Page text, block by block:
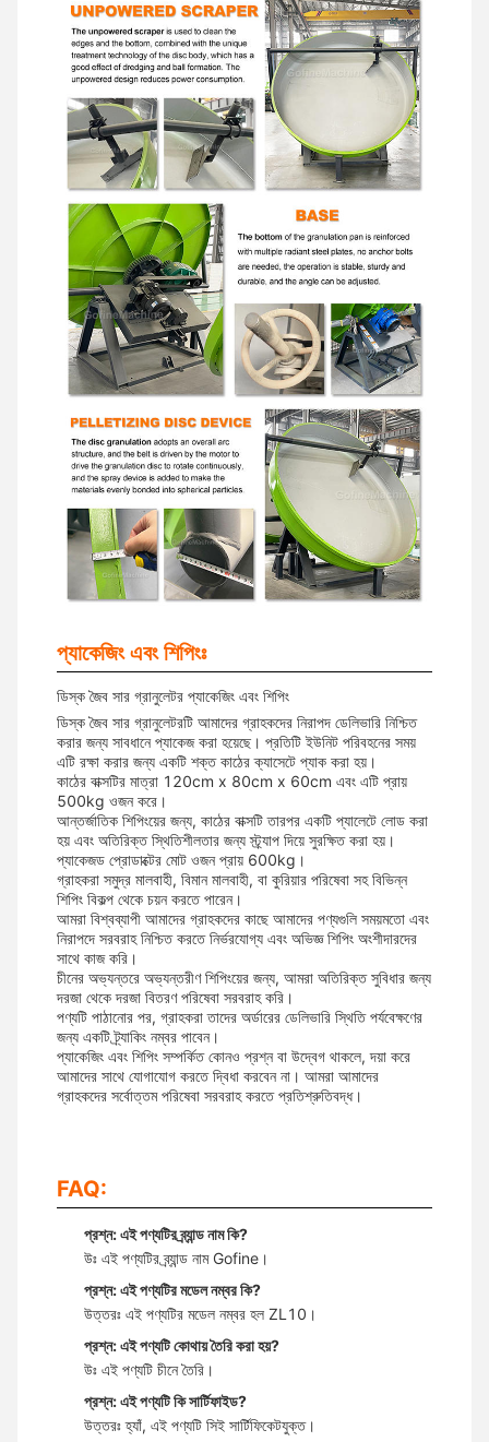
প্যাকেজিং এবং শিপিংঃ
ডিস্ক জৈব সার গ্রানুলেটর প্যাকেজিং এবং শিপিং
ডিস্ক জৈব সার গ্রানুলেটরটি আমাদের গ্রাহকদের নিরাপদ ডেলিভারি নিশ্চিত
করার জন্য সাবধানে প্যাকেজ করা হয়েছে। প্রতিটি ইউনিট পরিবহনের সময়
এটি রক্ষা করার জন্য একটি শক্ত কাঠের ক্যাসেটে প্যাক করা হয়।
কাঠের বাক্সটির মাত্রা 120cm x 80cm x 60cm এবং এটি প্রায়
500kg ওজন করে।
আন্তর্জাতিক শিপিংয়ের জন্য, কাঠের বাক্সটি তারপর একটি প্যালেটে লোড করা
হয় এবং অতিরিক্ত স্থিতিশীলতার জন্য স্ট্র্যাপ দিয়ে সুরক্ষিত করা হয়।
প্যাকেজড প্রোডাক্টের মোট ওজন প্রায় 600kg।
গ্রাহকরা সমুদ্র মালবাহী, বিমান মালবাহী, বা কুরিয়ার পরিষেবা সহ বিভিন্ন
শিপিং বিকল্প থেকে চয়ন করতে পারেন।
আমরা বিশ্বব্যাপী আমাদের গ্রাহকদের কাছে আমাদের পণ্যগুলি সময়মতো এবং
নিরাপদে সরবরাহ নিশ্চিত করতে নির্ভরযোগ্য এবং অভিজ্ঞ শিপিং অংশীদারদের
সাথে কাজ করি।
চীনের অভ্যন্তরে অভ্যন্তরীণ শিপিংয়ের জন্য, আমরা অতিরিক্ত সুবিধার জন্য
দরজা থেকে দরজা বিতরণ পরিষেবা সরবরাহ করি।
পণ্যটি পাঠানোর পর, গ্রাহকরা তাদের অর্ডারের ডেলিভারি স্থিতি পর্যবেক্ষণের
জন্য একটি ট্র্যাকিং নম্বর পাবেন।
প্যাকেজিং এবং শিপিং সম্পর্কিত কোনও প্রশ্ন বা উদ্বেগ থাকলে, দয়া করে
আমাদের সাথে যোগাযোগ করতে দ্বিধা করবেন না। আমরা আমাদের
গ্রাহকদের সর্বোত্তম পরিষেবা সরবরাহ করতে প্রতিশ্রুতিবদ্ধ।
FAQ:
প্রশ্ন: এই পণ্যটির ব্র্যান্ড নাম কি?
উঃ এই পণ্যটির ব্র্যান্ড নাম Gofine।
প্রশ্ন: এই পণ্যটির মডেল নম্বর কি?
উত্তরঃ এই পণ্যটির মডেল নম্বর হল ZL10।
প্রশ্ন: এই পণ্যটি কোথায় তৈরি করা হয়?
উঃ এই পণ্যটি চীনে তৈরি।
প্রশ্ন: এই পণ্যটি কি সার্টিফাইড?
উত্তরঃ হ্যাঁ, এই পণ্যটি সিই সার্টিফিকেটযুক্ত।